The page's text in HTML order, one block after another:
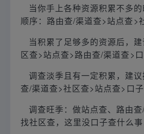
当你手上各种资源积累不多
顺序：路由查/渠道查>站点查>
当积累了足够多的资源后，
区查>站点查>路由查/渠道查>口
调查淡季且有一定积累，建
查/渠道查>社区查>站点查>口子
调查旺季：做站点查、路由
找社区查，这里没口子查什么